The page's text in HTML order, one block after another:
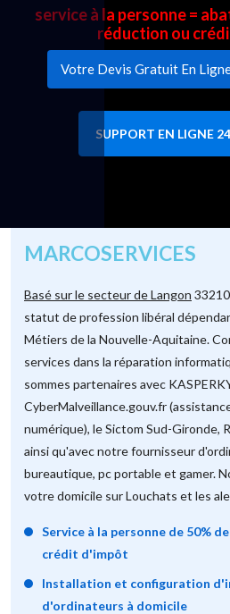
service à la personne =
réduction ou
Votre Devis Gratuit En
SUPPORT EN LIGNE
MARCOSERVICES
Basé sur le secteur de Langon
statut de profession libéral
Métiers de la Nouvelle-Aquitaine.
services dans la réparation
sommes partenaires avec
CyberMalveillance.gouv.fr
numérique), le Sictom Sud-Gironde,
ainsi qu'avec notre fournisseur
bureautique, pc portable et gamer.
votre domicile sur Louchats et les
Service à la personne de 50%
crédit d'impôt
Installation et configuration
d'ordinateurs à domicile